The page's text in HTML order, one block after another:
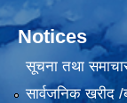
Notices
सूचना तथा
सार्वजनिक खरीद